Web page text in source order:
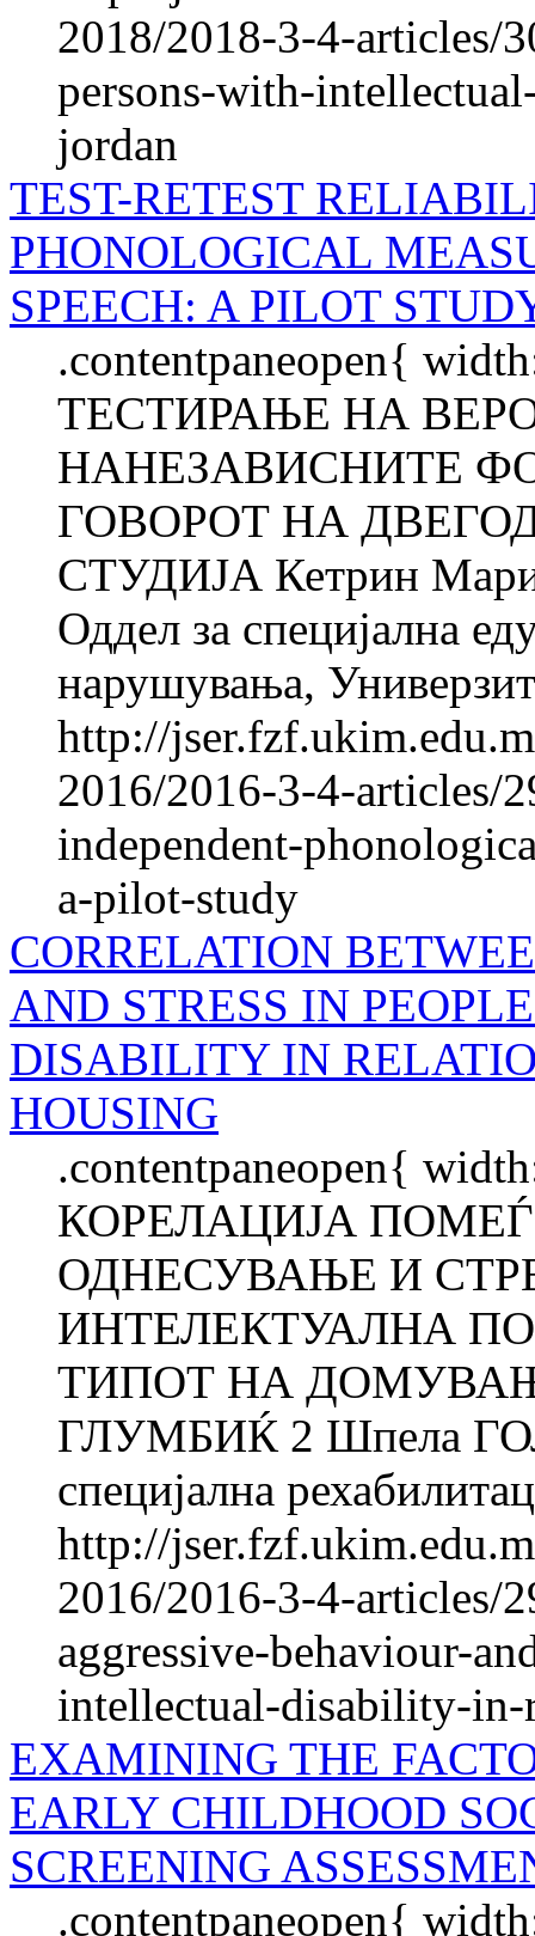
2018/2018-3-4-articles/
persons-with-
jordan
TEST-RETEST
PHONOLOGICAL
SPEECH: A PILOT
.contentpaneopen{
ТЕСТИРАЊЕ НА
НАНЕЗАВИСНИТЕ
ГОВОРОТ НА
СТУДИЈА Кетрин
Оддел за специјална
нарушувања,
http://
2016/2016-3-4-articles/
independent-
a-pilot-study
CORRELATION
AND STRESS IN
DISABILITY IN
HOUSING
.contentpaneopen{
КОРЕЛАЦИЈА
ОДНЕСУВАЊЕ И
ИНТЕЛЕКТУАЛНА
ТИПОТ НА
ГЛУМБИЌ 2 Шпела
специјална
http://
2016/2016-3-4-articles/
aggressive-behaviour-
intellectual-disability-
EXAMINING THE
EARLY CHILDHOOD
SCREENING
.contentpaneopen{